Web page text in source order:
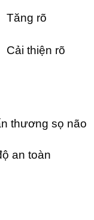
Tăng rõ
Cải thiện rõ
thương sọ não
an toàn